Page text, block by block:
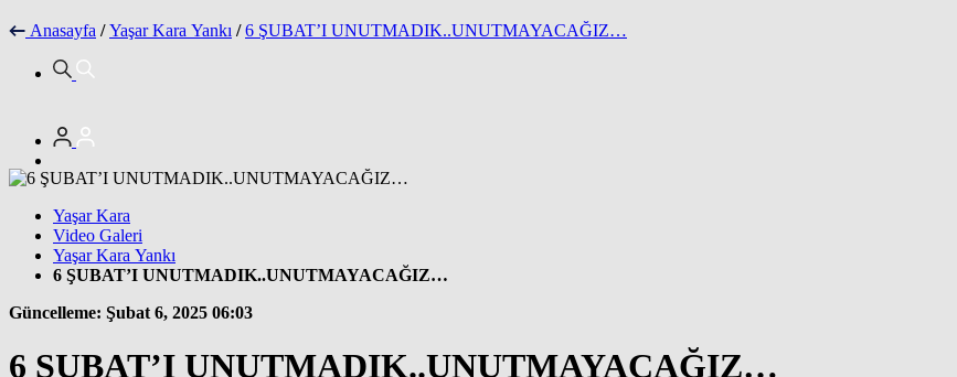
Anasayfa / Yaşar Kara Yankı / 6 ŞUBAT’I UNUTMADIK..UNUTMAYACAĞIZ…
Yaşar Kara
Video Galeri
Yaşar Kara Yankı
6 ŞUBAT’I UNUTMADIK..UNUTMAYACAĞIZ…
Güncelleme: Şubat 6, 2025 06:03
6 ŞUBAT’I UNUTMADIK..UNUTMAYACAĞIZ…